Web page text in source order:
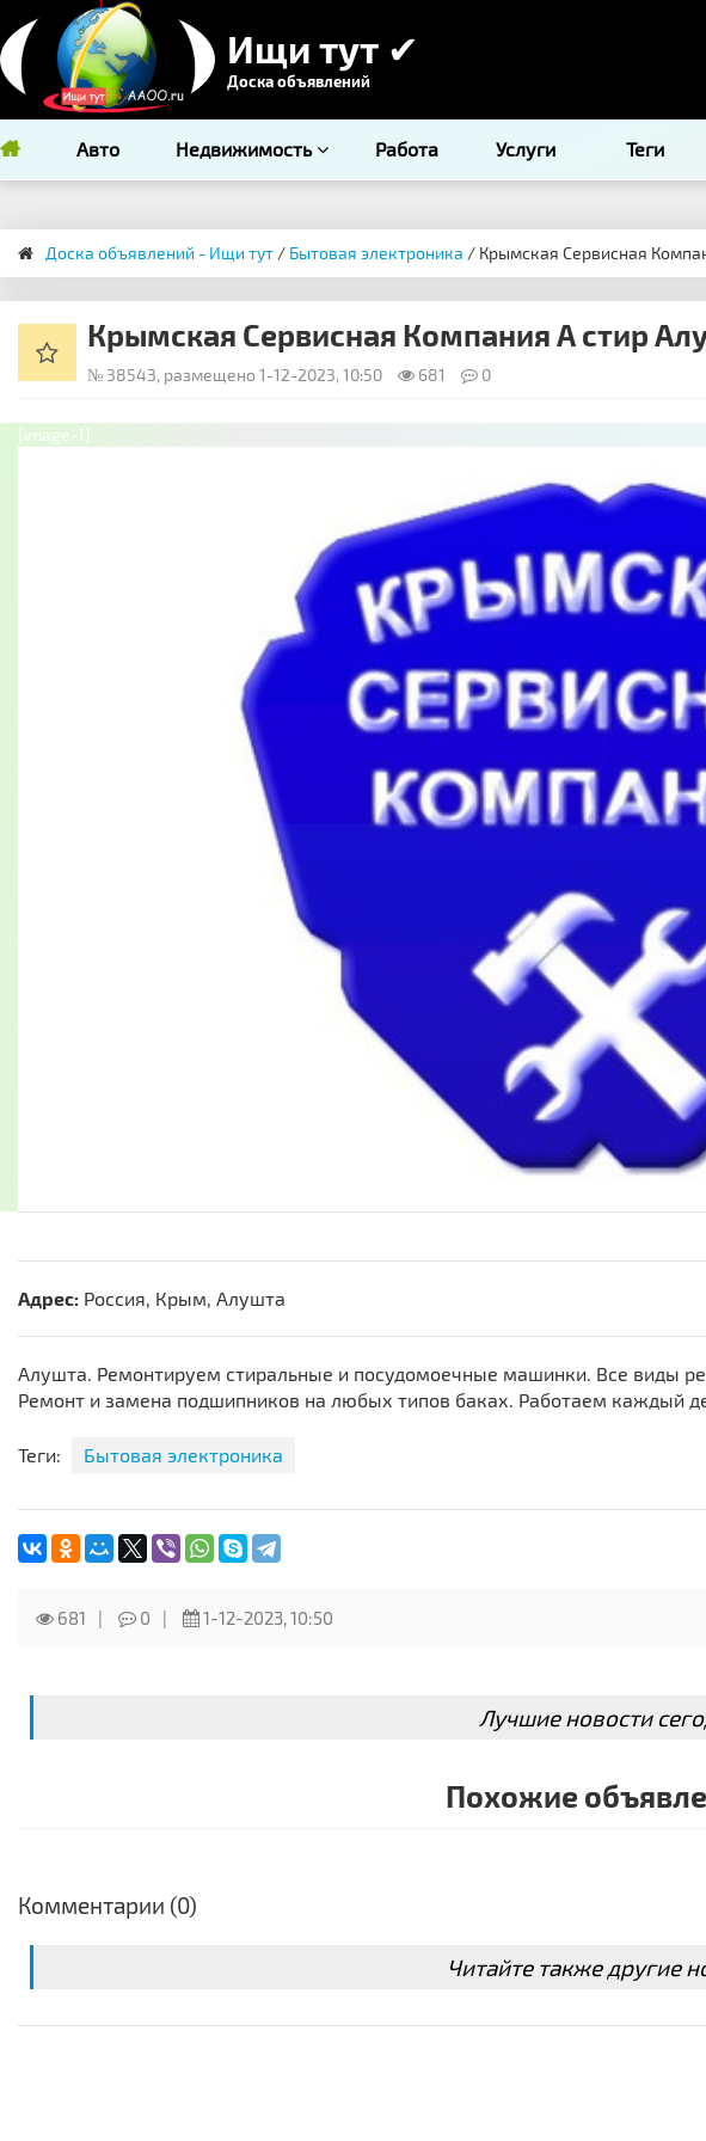
Ищи тут ✔
Доска объявлений
Авто Недвижимость Работа Услуги Теги
Доска объявлений - Ищи тут / Бытовая электроника / Крымская Сервисная
Крымская Сервисная Компания А стир
№ 38543, размещено 1-12-2023, 10:50 681 0
[image-1]
Адрес: Россия, Крым, Алушта
Алушта. Ремонтируем стиральные и посудомоечные машинки. Все виды
Ремонт и замена подшипников на любых типов баках. Работаем каждый
Теги: Бытовая электроника
681 0 1-12-2023, 10:50
Лучшие новости
Похожие
Комментарии (0)
Читайте также другие